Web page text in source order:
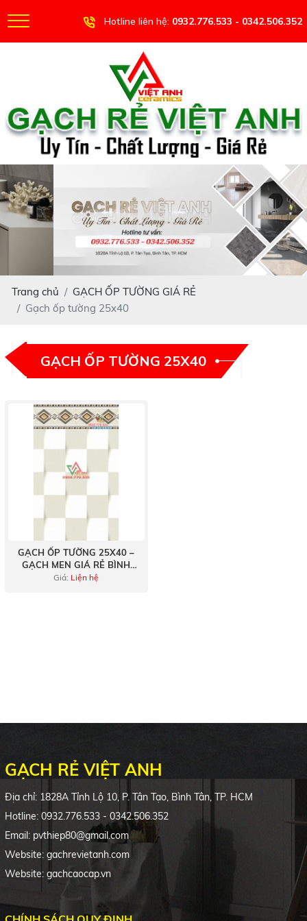
Hotline liên hệ: 0932.776.533 - 0342.506.352
Trang chủ
GẠCH ỐP TƯỜNG GIÁ RẺ
Gạch ốp tường 25x40
GẠCH ỐP TƯỜNG 25X40
GẠCH ỐP TƯỜNG 25X40 –
GẠCH MEN GIÁ RẺ BÌNH
DƯƠNG
Giá: Liện hệ
GẠCH RẺ VIỆT ANH
Địa chỉ: 1828A Tỉnh Lộ 10, P. Tân Tạo, Bình Tân, TP. HCM
Hotline: 0932.776.533 - 0342.506.352
Email: pvthiep80@gmail.com
Website: gachrevietanh.com
Website: gachcaocap.vn